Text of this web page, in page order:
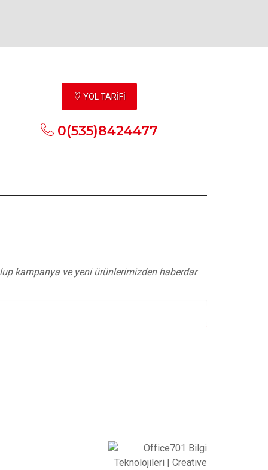
YOL TARİFİ
0(535)8424477
kampanya ve yeni ürünlerimizden haberdar